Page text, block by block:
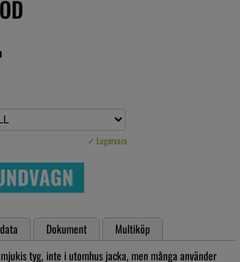
✓ Lagervara
Dokument
Multiköp
mjukis tyg, inte i utomhus jacka, men många använder